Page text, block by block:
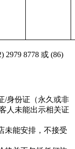
2979 8778 或 (86)
/身份证（永久或非
人未能出示相关证
未能安排，不接受